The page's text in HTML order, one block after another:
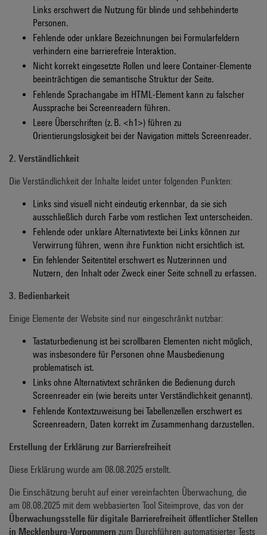
Links erschwert die Nutzung für blinde und sehbehinderte
Personen.
Fehlende oder unklare Bezeichnungen bei Formularfeldern
verhindern eine barrierefreie Interaktion.
Nicht korrekt eingesetzte Rollen und leere Container-Elemente
beeinträchtigen die semantische Struktur der Seite.
Fehlende Sprachangabe im HTML-Element kann zu falscher
Aussprache bei Screenreadern führen.
Leere Überschriften (z. B. <h1>) führen zu
Orientierungslosigkeit bei der Navigation mittels Screenreader.
2. Verständlichkeit
Die Verständlichkeit der Inhalte leidet unter folgenden Punkten:
Links sind visuell nicht eindeutig erkennbar , da sie sich
ausschließlich durch Farbe vom restlichen Text unterscheiden.
Fehlende oder unklare Alternativtexte bei Links können zur
Verwirrung führen, wenn ihre Funktion nicht ersichtlich ist.
Ein fehlender Seitentitel erschwert es Nutzerinnen und
Nutzern, den Inhalt oder Zweck einer Seite schnell zu erfassen.
3. Bedienbarkeit
Einige Elemente der Website sind nur eingeschränkt nutzbar:
Tastaturbedienung ist bei scrollbaren Elementen nicht möglich,
was insbesondere für Personen ohne Mausbedienung
problematisch ist.
Links ohne Alternativtext schränken die Bedienung durch
Screenreader ein (wie bereits unter Verständlichkeit genannt).
Fehlende Kontextzuweisung bei Tabellenzellen erschwert es
Screenreadern, Daten korrekt im Zusammenhang darzustellen.
Erstellung der Erklärung zur Barrierefreiheit
Diese Erklärung wurde am 08.08.2025 erstellt.
Die Einschätzung beruht auf einer vereinfachten Überwachung, die
am 08.08.2025 mit dem webbasierten Tool Siteimprove, das von der
Überwachungsstelle für digitale Barrierefreiheit öffentlicher Stellen
in Mecklenburg-Vorpommern zum Durchführen automatisierter Tests